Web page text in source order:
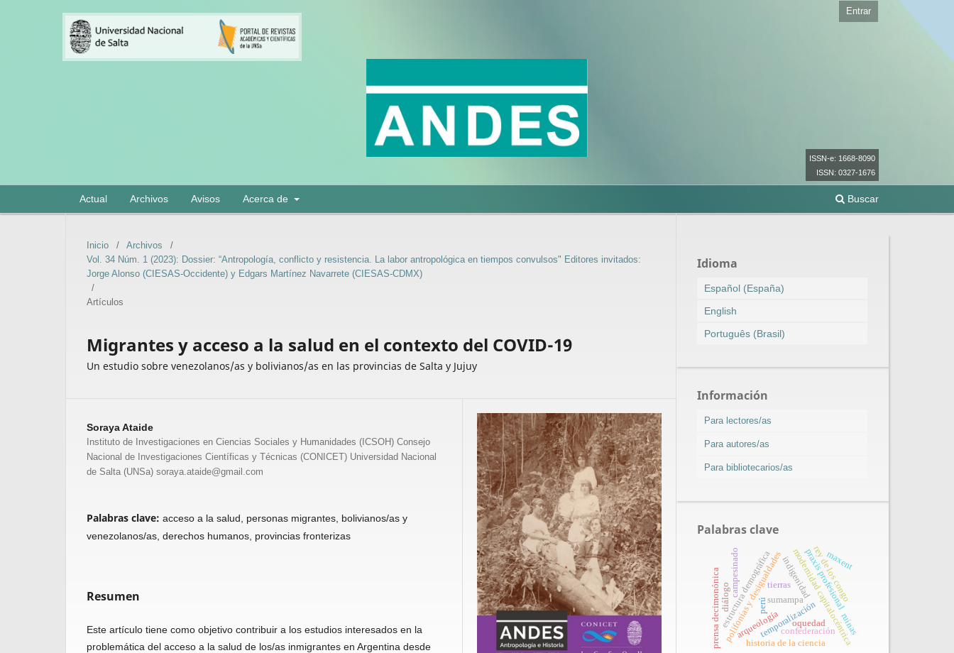
Actual Archivos Avisos Acerca de
ISSN-e: 1668-8090
ISSN: 0327-1676
Buscar
Entrar
Inicio / Archivos
/
Vol. 34 Núm. 1 (2023): Dossier: “Antropología, conflicto y resistencia. La labor antropológica en tiempos convulsos" Editores invitados:
Jorge Alonso (CIESAS-Occidente) y Edgars Martínez Navarrete (CIESAS-CDMX)
/
Artículos
Migrantes y acceso a la salud en el contexto del COVID-19
Un estudio sobre venezolanos/as y bolivianos/as en las provincias de Salta y Jujuy
Soraya Ataide
Instituto de Investigaciones en Ciencias Sociales y Humanidades (ICSOH) Consejo
Nacional de Investigaciones Científicas y Técnicas (CONICET) Universidad Nacional
de Salta (UNSa) soraya.ataide@gmail.com
Palabras clave: acceso a la salud, personas migrantes, bolivianos/as y
venezolanos/as, derechos humanos, provincias fronterizas
Resumen
Este artículo tiene como objetivo contribuir a los estudios interesados en la
problemática del acceso a la salud de los/as inmigrantes en Argentina desde
Idioma
Español (España)
English
Português (Brasil)
Información
Para lectores/as
Para autores/as
Para bibliotecarios/as
Palabras clave
arqueologíatemporalización
polifonías y desigualdadesmodernidad capitalocéntrica
praxis profesional
perú
prensa decimonónica indigenidad
historia de la ciencia
tierras
sumampa
estructura demográfica
confederación
campesinado rey de los congo
diálogo
ruinas
maxent
oquedad